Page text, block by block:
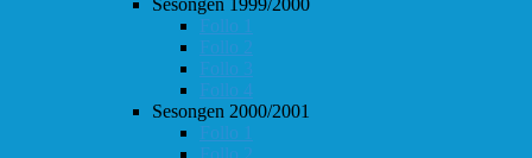
Follo 1
Follo 2
Follo 3
Follo 4
Sesongen 2000/2001
Follo 1
Follo 2